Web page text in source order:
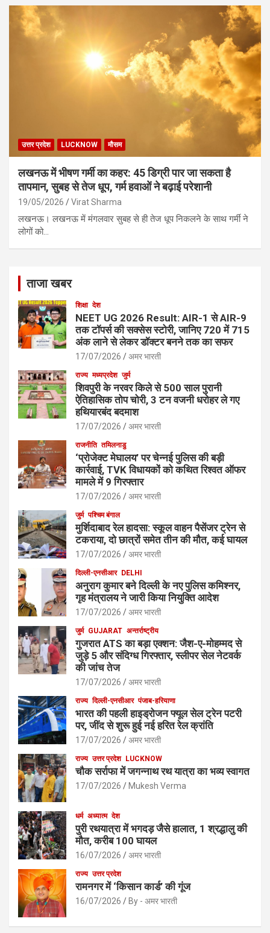
उत्तर प्रदेश LUCKNOW मौसम
लखनऊ में भीषण गर्मी का कहर: 45 डिग्री पार जा सकता है
तापमान, सुबह से तेज धूप, गर्म हवाओं ने बढ़ाई परेशानी
19/05/2026 Virat Sharma
लखनऊ। लखनऊ में मंगलवार सुबह से ही तेज धूप निकलने के साथ गर्मी ने
लोगों को…
ताजा खबर
शिक्षा देश
NEET UG 2026 Result: AIR-1 से AIR-9
तक टॉपर्स की सक्सेस स्टोरी, जानिए 720 में 715
अंक लाने से लेकर डॉक्टर बनने तक का सफर
17/07/2026 अमर भारती
राज्य मध्यप्रदेश जुर्म
शिवपुरी के नरवर किले से 500 साल पुरानी
ऐतिहासिक तोप चोरी, 3 टन वजनी धरोहर ले गए
हथियारबंद बदमाश
17/07/2026 अमर भारती
राजनीति तमिलनाडु
‘प्रोजेक्ट मेघालय’ पर चेन्नई पुलिस की बड़ी
कार्रवाई, TVK विधायकों को कथित रिश्वत ऑफर
मामले में 9 गिरफ्तार
17/07/2026 अमर भारती
जुर्म पश्चिम बंगाल
मुर्शिदाबाद रेल हादसा: स्कूल वाहन पैसेंजर ट्रेन से
टकराया, दो छात्रों समेत तीन की मौत, कई घायल
17/07/2026 अमर भारती
दिल्ली-एनसीआर DELHI
अनुराग कुमार बने दिल्ली के नए पुलिस कमिश्नर,
गृह मंत्रालय ने जारी किया नियुक्ति आदेश
17/07/2026 अमर भारती
जुर्म GUJARAT अन्तर्राष्ट्रीय
गुजरात ATS का बड़ा एक्शन: जैश-ए-मोहम्मद से
जुड़े 5 और संदिग्ध गिरफ्तार, स्लीपर सेल नेटवर्क
की जांच तेज
17/07/2026 अमर भारती
राज्य दिल्ली-एनसीआर पंजाब-हरियाणा
भारत की पहली हाइड्रोजन फ्यूल सेल ट्रेन पटरी
पर, जींद से शुरू हुई नई हरित रेल क्रांति
17/07/2026 अमर भारती
राज्य उत्तर प्रदेश LUCKNOW
चौक सर्राफा में जगन्नाथ रथ यात्रा का भव्य स्वागत
17/07/2026 Mukesh Verma
धर्म अध्यात्म देश
पुरी रथयात्रा में भगदड़ जैसे हालात, 1 श्रद्धालु की
मौत, करीब 100 घायल
16/07/2026 अमर भारती
राज्य उत्तर प्रदेश
रामनगर में ‘किसान कार्ड’ की गूंज
16/07/2026 By - अमर भारती